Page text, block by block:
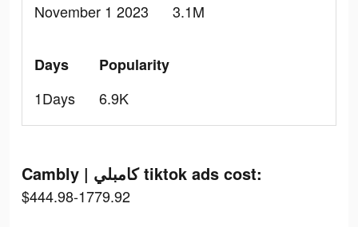
November 1 2023
3.1M
Days
1Days
Popularity
6.9K
Cambly | كامبلي tiktok ads cost:
$444.98-1779.92